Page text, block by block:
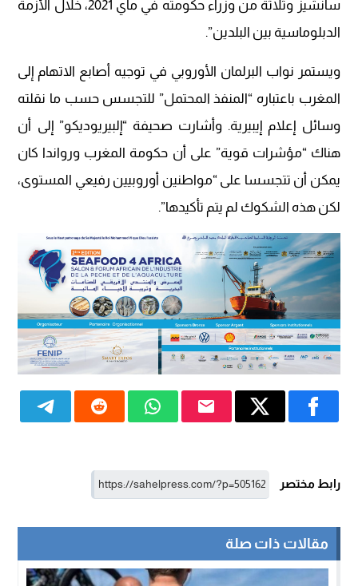
سانشيز وثلاثة من وزراء حكومته في ماي 2021، خلال الأزمة
الدبلوماسية بين البلدين”.
ويستمر نواب البرلمان الأوروبي في توجيه أصابع الاتهام إلى
المغرب باعتباره “المنفذ المحتمل” للتجسس حسب ما نقلته
وسائل إعلام إيبيرية. وأشارت صحيفة “إلبيريوديكو” إلى أن
هناك “مؤشرات قوية” على أن حكومة المغرب ورواندا كان
يمكن أن تتجسسا على “مواطنين أوروبيين رفيعي المستوى،
لكن هذه الشكوك لم يتم تأكيدها”.
رابط مختصر
مقالات ذات صلة